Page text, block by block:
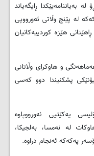
بەیاننامەیێکدا ڕایگەیاند
لە پێنج وڵاتی ئەورووپی
هێزە کوردییەکانیان
و هاوکرای وڵاتانی
پشکنیندا دوو کەسی
یه‌كێتیی ئه‌ورووپاوه‌
له‌ نه‌مسا، به‌لجیكا،
په‌كه‌كه‌ ئه‌نجام دراوه‌.